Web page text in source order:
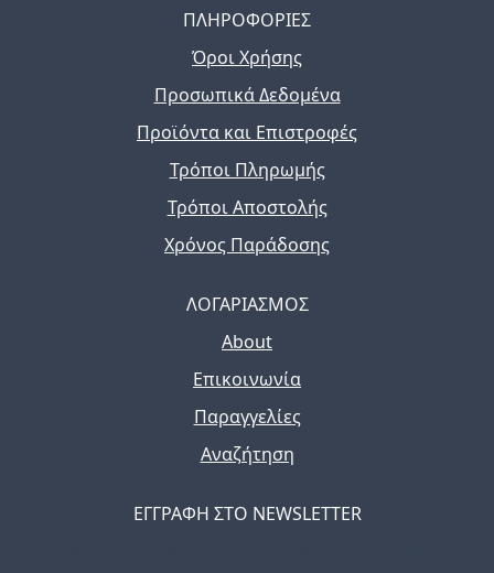
ΠΛΗΡΟΦΟΡΙΕΣ
Όροι Χρήσης
Προσωπικά Δεδομένα
Προϊόντα και Επιστροφές
Τρόποι Πληρωμής
Τρόποι Αποστολής
Χρόνος Παράδοσης
ΛΟΓΑΡΙΑΣΜΟΣ
About
Επικοινωνία
Παραγγελίες
Αναζήτηση
ΕΓΓΡΑΦΗ ΣΤΟ NEWSLETTER